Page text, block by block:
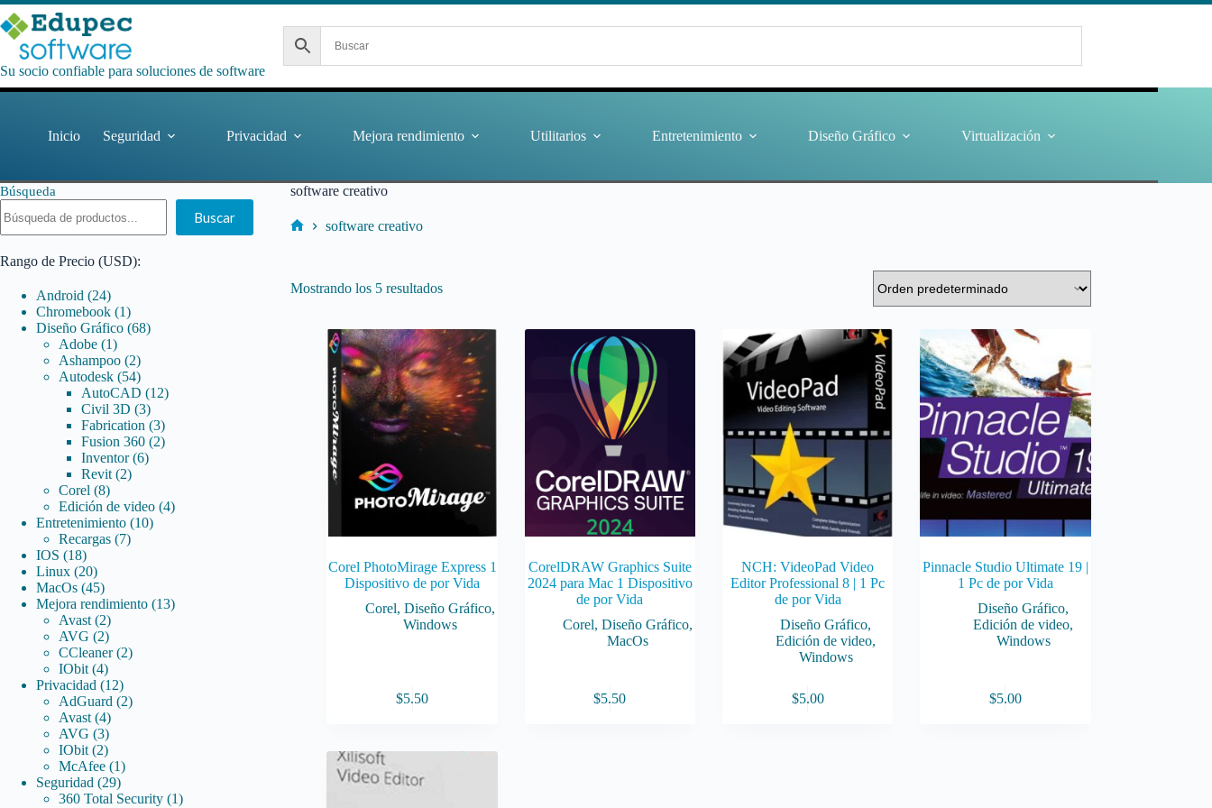
Saltar
al
contenido
Su socio confiable para soluciones de software
Inicio Seguridad Privacidad Mejora rendimiento Utilitarios Entretenimiento Diseño Gráfico Virtualización
software creativo
software creativo
Mostrando los 5 resultados
Corel PhotoMirage Express 1
Dispositivo de por Vida
Corel,Diseño Gráfico,
Windows
$5.50
CorelDRAW Graphics Suite
2024 para Mac 1 Dispositivo
de por Vida
Corel,Diseño Gráfico,
MacOs
$5.50
NCH: VideoPad Video
Editor Professional 8 | 1 Pc
de por Vida
Diseño Gráfico,
Edición de video,
Windows
$5.00
Pinnacle Studio Ultimate 19 |
1 Pc de por Vida
Diseño Gráfico,
Edición de video,
Windows
$5.00
Búsqueda
Buscar
Rango de Precio (USD):
Android 2424
productos
Chromebook 11
producto
Diseño Gráfico 6868
Adobe 11
producto
Ashampoo 22
productos
Autodesk 5454
productos
AutoCAD 1212
Civil 3D 33
productos
Fabrication 33
productos
Fusion 360 22
Inventor 66
Revit 22
Corel 88
productos
Edición de video 44
Entretenimiento 1010
Recargas 77
IOS 1818
productos
Linux 2020
productos
MacOs 4545
productos
Mejora rendimiento 1313
Avast 22
productos
AVG 22
productos
CCleaner 22
IObit 44
productos
Privacidad 1212
productos
AdGuard 22
Avast 44
productos
AVG 33
productos
IObit 22
productos
McAfee 11
producto
Seguridad 2929
productos
360 Total Security 11